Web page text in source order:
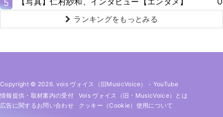
5
ランキングをもっとみる
Copyright © 2026. vois ヴォイス（旧MusicVoice） - YouTube
情報提供・取材案内の受付
Vois ヴォイス（旧・MusicVoice）とは
広告に関するお問い合わせ
クッキー（cookie）使用について